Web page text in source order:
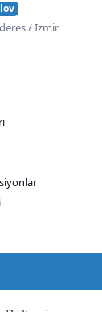
/ İzmir